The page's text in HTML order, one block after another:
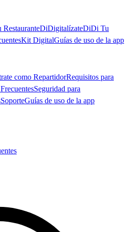
RestauranteDiDigitalízateDiDi Tu
Kit DigitalGuías de uso de la app
como RepartidorRequisitos para
Seguridad para
SoporteGuías de uso de la app